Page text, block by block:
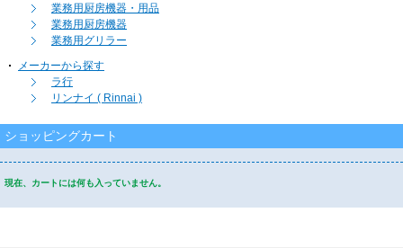
業務用厨房機器・用品
業務用厨房機器
業務用グリラー
メーカーから探す
ラ行
リンナイ ( Rinnai )
ショッピングカート
現在、カートには何も入っていません。